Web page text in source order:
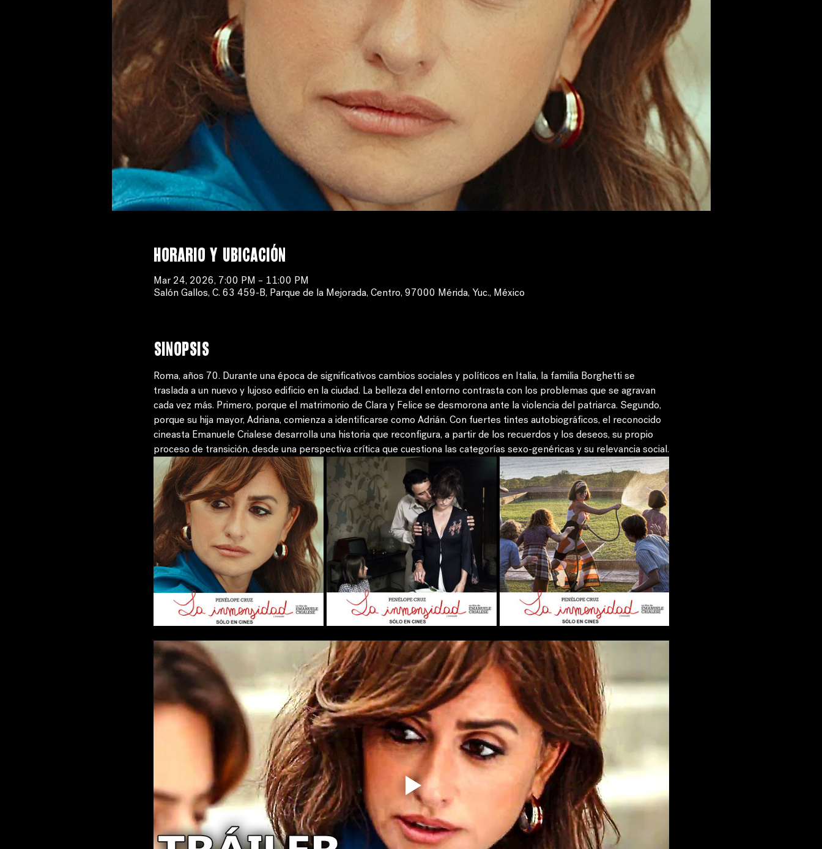
Horario y ubicación
Mar 24, 2026, 7:00 PM – 11:00 PM
Salón Gallos, C. 63 459-B, Parque de la Mejorada, Centro, 97000 Mérida, Yuc., México
Sinopsis
Roma, años 70. Durante una época de significativos cambios sociales y políticos en Italia, la familia Borghetti se
traslada a un nuevo y lujoso edificio en la ciudad. La belleza del entorno contrasta con los problemas que se agravan
cada vez más. Primero, porque el matrimonio de Clara y Felice se desmorona ante la violencia del patriarca. Segundo,
porque su hija mayor, Adriana, comienza a identificarse como Adrián. Con fuertes tintes autobiográficos, el reconocido
cineasta Emanuele Crialese desarrolla una historia que reconfigura, a partir de los recuerdos y los deseos, su propio
proceso de transición, desde una perspectiva crítica que cuestiona las categorías sexo-genéricas y su relevancia social.